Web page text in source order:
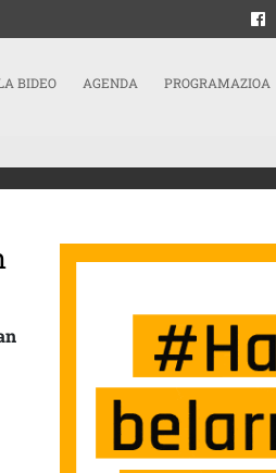
BIDEO AGENDA PROGRAMAZIOA